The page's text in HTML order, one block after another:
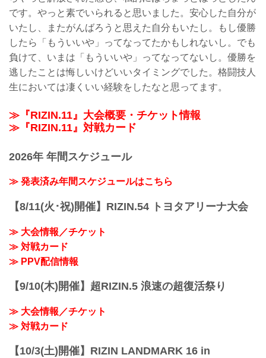
です。やっと素でいられると思いました。安心した自分が
いたし、またがんばろうと思えた自分もいたし。もし優勝
したら「もういいや」ってなってたかもしれないし。でも
負けて、いまは「もういいや」ってなってないし。優勝を
逃したことは悔しいけどいいタイミングでした。格闘技人
生においては凄くいい経験をしたなと思ってます。
≫『RIZIN.11』大会概要・チケット情報
≫『RIZIN.11』対戦カード
2026年 年間スケジュール
≫ 発表済み年間スケジュールはこちら
【8/11(火･祝)開催】RIZIN.54 トヨタアリーナ大会
≫ 大会情報／チケット
≫ 対戦カード
≫ PPV配信情報
【9/10(木)開催】超RIZIN.5 浪速の超復活祭り
≫ 大会情報／チケット
≫ 対戦カード
【10/3(土)開催】RIZIN LANDMARK 16 in